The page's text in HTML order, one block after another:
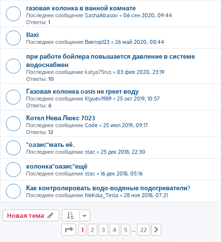
газовая колонка в ванной комнате
Последнее сообщение SashaAbasov « 06 сен 2020, 09:44
Ответы: 1
Baxi
Последнее сообщение Виктор123 « 26 май 2020, 08:44
при работе бойлера повышается давление в системе
водоснабжен
Последнее сообщение katya75rus « 03 фев 2020, 23:19
Ответы: 10
Газовая колонка oasis не греет воду
Последнее сообщение Klyuev1989 « 25 окт 2019, 10:57
Ответы: 6
Котел Нева Люкс 7023
Последнее сообщение Code « 25 июл 2019, 09:17
Ответы: 12
"oaзис"мать её..
Последнее сообщение staс « 25 дек 2018, 22:30
колонка"оазис"ещё
Последнее сообщение staс « 16 дек 2018, 05:16
Как контролировать водо-водяные подогреватели?
Последнее сообщение NeKola_Tesla « 28 ноя 2018, 07:21
Новая тема
Страница
из 22
1 2 3 4 5 … 22